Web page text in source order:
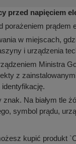
przed napięciem
porażeniem prądem
w miejscach,
i urządzenia
Ministra
z
znak. Na białym tle
symbol prądu,
kupić produkt